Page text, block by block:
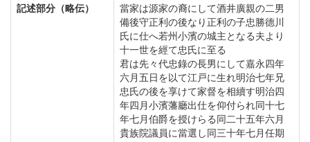
記述部分（略伝）
當家は源家の裔にして酒井廣親の二男
備後守正利の後なり正利の子忠勝德川
氏に仕へ若州小濱の城主となる夫より
十一世を經て忠氏に至る
君は先々代忠錄の長男にして嘉永四年
六月五日を以て江戸に生れ明治七年兄
忠氏の後を享けて家督を相續す明治四
年四月小濱藩廳出仕を仰付られ同十七
年七月伯爵を授けらる同二十五年六月
貴族院議員に當選し同三十年七月任期